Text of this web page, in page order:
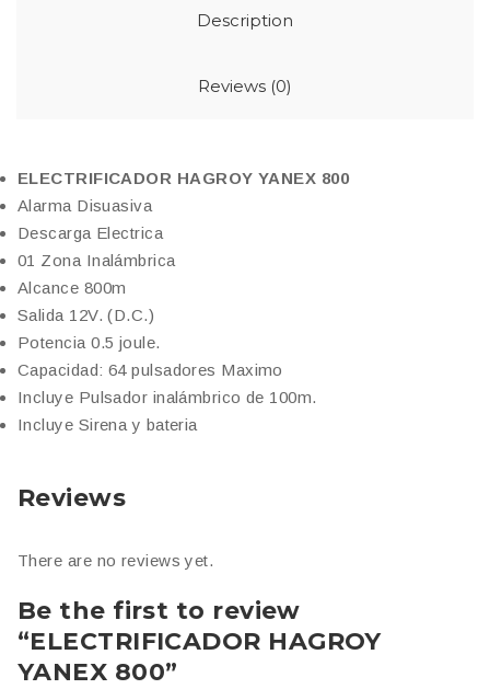
Description
Reviews (0)
ELECTRIFICADOR HAGROY YANEX 800
Alarma Disuasiva
Descarga Electrica
01 Zona Inalámbrica
Alcance 800m
Salida 12V. (D.C.)
Potencia 0.5 joule.
Capacidad: 64 pulsadores Maximo
Incluye Pulsador inalámbrico de 100m.
Incluye Sirena y bateria
Reviews
There are no reviews yet.
Be the first to review
“ELECTRIFICADOR HAGROY
YANEX 800”